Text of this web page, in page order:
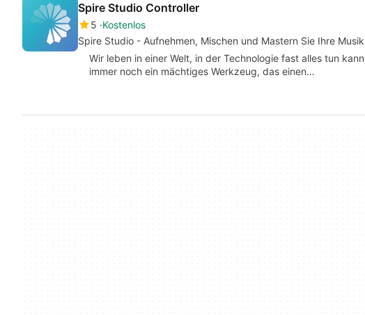
Spire Studio Controller
5 Kostenlos
Spire Studio - Aufnehmen, Mischen und Mastern Sie Ihre
Wir leben in einer Welt, in der Technologie fast alles tun
immer noch ein mächtiges Werkzeug, das einen…